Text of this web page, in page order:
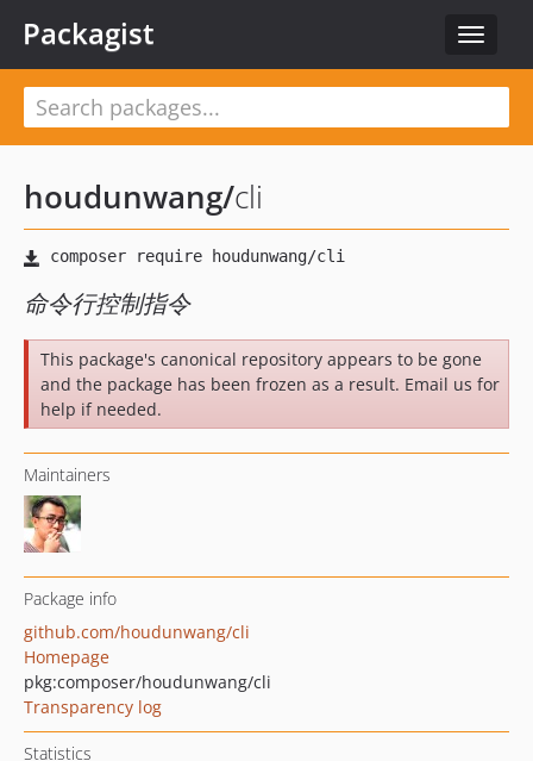
Toggle
Packagist
houdunwang/cli
命令行控制指令
This package's canonical repository appears to be gone
and the package has been frozen as a result. Email us for
help if needed.
Maintainers
Package info
github.com/houdunwang/cli
Homepage
pkg:composer/houdunwang/cli
Transparency log
Statistics